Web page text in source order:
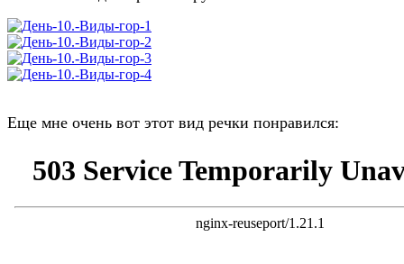
Еще мне очень вот этот вид речки понравился: